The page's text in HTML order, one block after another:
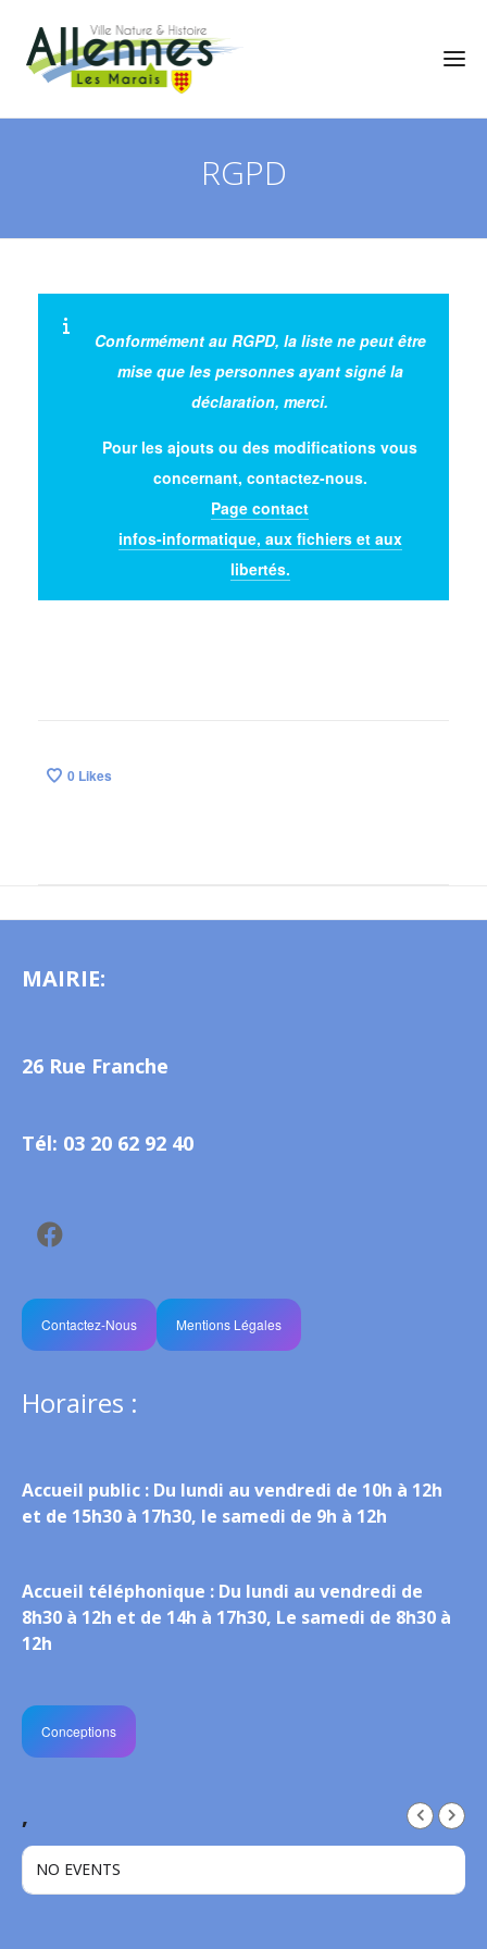
RGPD
Conformément au RGPD, la liste ne peut être
mise que les personnes ayant signé la
déclaration, merci.
Pour les ajouts ou des modifications vous
concernant, contactez-nous.
Page contact
infos-informatique, aux fichiers et aux
libertés.
0 Likes
MAIRIE:
26 Rue Franche
Tél: 03 20 62 92 40
Contactez-Nous Mentions Légales
Horaires :
Accueil public : Du lundi au vendredi de 10h à 12h
et de 15h30 à 17h30, le samedi de 9h à 12h
Accueil téléphonique : Du lundi au vendredi de
8h30 à 12h et de 14h à 17h30, Le samedi de 8h30 à
12h
Conceptions
,
NO EVENTS